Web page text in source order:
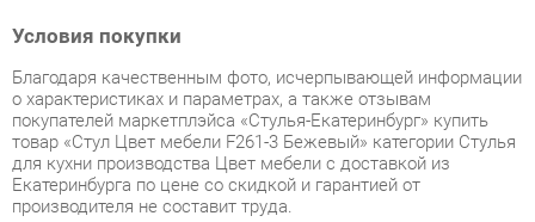
товар «Стул Цвет мебели F261-3 Бежевый» категории Стулья
для кухни производства Цвет мебели с доставкой из
Екатеринбурга по цене со скидкой и гарантией от
производителя не составит труда.
Мы отправляем заказы в доставку ежедневно. Товары из
ассортимента в наличии на складе в Екатеринбурге вы
получите не позднее48-ми часовс момента оформления
заказа. Дополнительно вы можете заказать подъём на этаж
и сборку мебельных изделий.